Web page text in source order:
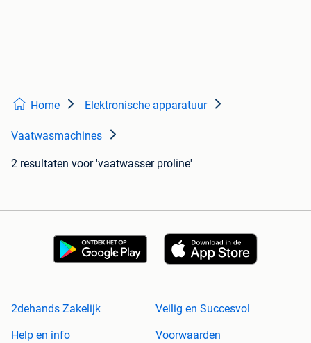
Home Elektronische apparatuur
Vaatwasmachines
2 resultaten voor 'vaatwasser proline'
2dehands Zakelijk
Veilig en Succesvol
Help en info
Voorwaarden